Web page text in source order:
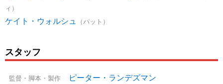
ィ）
ケイト・ウォルシュ （パット）
スタッフ
監督・脚本・製作 ピーター・ランデズマン